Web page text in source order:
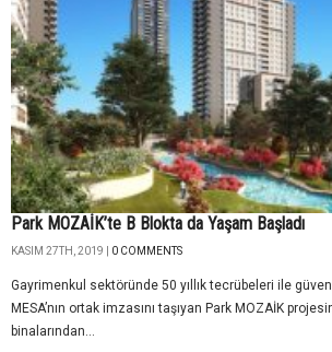
Park MOZAİK’te B Blokta da Yaşam Başladı
KASIM 27TH, 2019 | 0 COMMENTS
Gayrimenkul sektöründe 50 yıllık tecrübeleri ile
MESA’nın ortak imzasını taşıyan Park MOZAİK
binalarından...